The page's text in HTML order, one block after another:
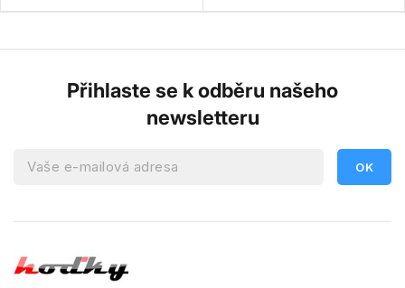
Přihlaste se k odběru našeho
newsletteru